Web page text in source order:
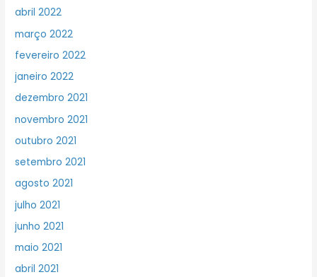
abril 2022
março 2022
fevereiro 2022
janeiro 2022
dezembro 2021
novembro 2021
outubro 2021
setembro 2021
agosto 2021
julho 2021
junho 2021
maio 2021
abril 2021